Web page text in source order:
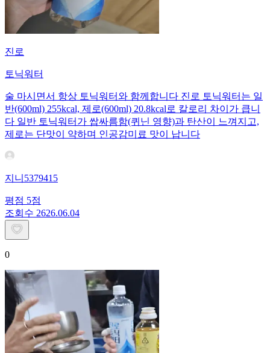
진로
토닉워터
술 마시면서 항상 토닉워터와 함께합니다 진로 토닉워터는 일
반(600ml) 255kcal, 제로(600ml) 20.8kcal로 칼로리 차이가 큽니
다 일반 토닉워터가 쌉싸름함(퀴닌 영향)과 탄산이 느껴지고,
제로는 단맛이 약하며 인공감미료 맛이 납니다
지니5379415
평점 5점
조회수 2626.06.04
0